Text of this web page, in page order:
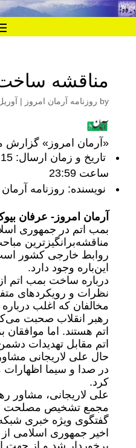
مناقشه
by روزنامه آرمان امروز | آوریل 4, 2025
«آرمان امروز» گزارش
ساعت 23:59
نویسنده: روزنامه آرمان
آرمان امروز- عرفان
بمب اتم در جمهوری
مناقشه‌برانگیزترین
روابط خارجی کشور
این‌باره وجود دارد.
درباره ساخت بمب اتم
نظرات و رویکردهای
مخالفان که اغلب
رهبر انقلاب صحبت
اتم هستند. اما
اتم مقابل تهدیدات
حال علی لاریجانی
در صدا و سیما
کرد.
علی لاریجانی، مشاور
مجمع تشخیص مصلحت
گفتگوی ویژه خبری
اخیر جمهوری اسلامی
برخوردار شد و از جهت